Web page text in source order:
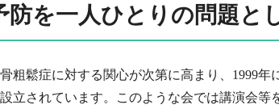
防を一人ひとりの問題と
粗鬆症に対する関心が次第に高まり、1999
立されています。このような会では講演会